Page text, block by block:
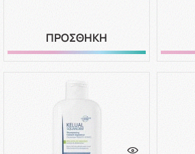
ΠΡΟΣΘΗΚΗ